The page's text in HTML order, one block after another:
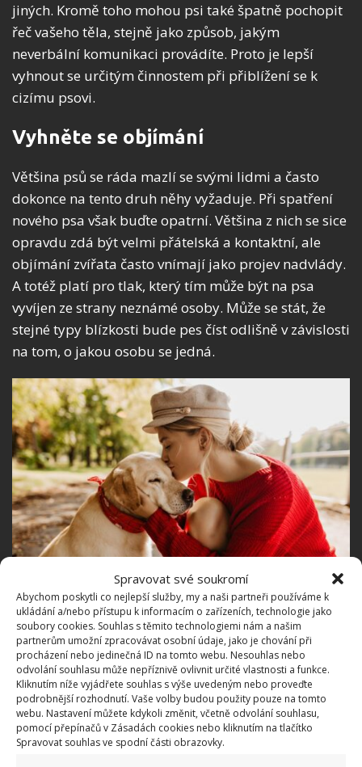
Spravovat své soukromí
Abychom poskytli co nejlepší služby, my a naši partneři používáme k
ukládání a/nebo přístupu k informacím o zařízeních, technologie jako
soubory cookies. Souhlas s těmito technologiemi nám a našim
partnerům umožní zpracovávat osobní údaje, jako je chování při
procházení nebo jedinečná ID na tomto webu. Nesouhlas nebo
odvolání souhlasu může nepříznivě ovlivnit určité vlastnosti a funkce.
Kliknutím níže vyjádřete souhlas s výše uvedeným nebo proveďte
podrobnější rozhodnutí. Vaše volby budou použity pouze na tomto
webu. Nastavení můžete kdykoli změnit, včetně odvolání souhlasu,
pomocí přepínačů v Zásadách cookies nebo kliknutím na tlačítko
Spravovat souhlas ve spodní části obrazovky.
jiných. Kromě toho mohou psi také špatně pochopit
řeč vašeho těla, stejně jako způsob, jakým
neverbální komunikaci provádíte. Proto je lepší
vyhnout se určitým činnostem při přiblížení se k
cizímu psovi.
Vyhněte se objímání
Většina psů se ráda mazlí se svými lidmi a často
dokonce na tento druh něhy vyžaduje. Při spatření
nového psa však buďte opatrní. Většina z nich se sice
opravdu zdá být velmi přátelská a kontaktní, ale
objímání zvířata často vnímají jako projev nadvlády.
A totéž platí pro tlak, který tím může být na psa
vyvíjen ze strany neznámé osoby. Může se stát, že
stejné typy blízkosti bude pes číst odlišně v závislosti
na tom, o jakou osobu se jedná.
Fotografie: Freepik
Pozor na přátelské poplácání
Zvířata, zejména cizí, mohou velmi špatně pochopit
přátelské poplácání. Často se lidem zdá, že takové
chování je z jejich strany pro zvíře uklidňující, ale
překvapený pes to může číst stejně jako objímání,